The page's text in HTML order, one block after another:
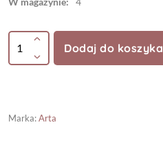
Dodaj do koszyka
Marka:Arta